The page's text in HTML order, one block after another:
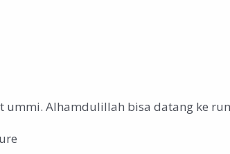
ummi. Alhamdulillah bisa datang ke